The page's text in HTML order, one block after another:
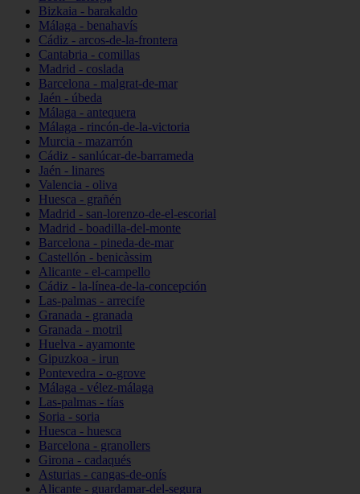
Bizkaia - barakaldo
Málaga - benahavís
Cádiz - arcos-de-la-frontera
Cantabria - comillas
Madrid - coslada
Barcelona - malgrat-de-mar
Jaén - úbeda
Málaga - antequera
Málaga - rincón-de-la-victoria
Murcia - mazarrón
Cádiz - sanlúcar-de-barrameda
Jaén - linares
Valencia - oliva
Huesca - grañén
Madrid - san-lorenzo-de-el-escorial
Madrid - boadilla-del-monte
Barcelona - pineda-de-mar
Castellón - benicàssim
Alicante - el-campello
Cádiz - la-línea-de-la-concepción
Las-palmas - arrecife
Granada - granada
Granada - motril
Huelva - ayamonte
Gipuzkoa - irun
Pontevedra - o-grove
Málaga - vélez-málaga
Las-palmas - tías
Soria - soria
Huesca - huesca
Barcelona - granollers
Girona - cadaqués
Asturias - cangas-de-onís
Alicante - guardamar-del-segura